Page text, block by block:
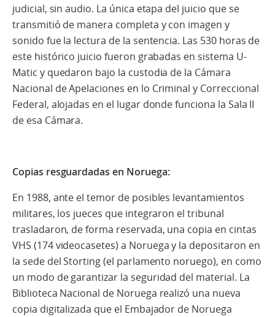
judicial, sin audio. La única etapa del juicio que se
transmitió de manera completa y con imagen y
sonido fue la lectura de la sentencia. Las 530 horas de
este histórico juicio fueron grabadas en sistema U-
Matic y quedaron bajo la custodia de la Cámara
Nacional de Apelaciones en lo Criminal y Correccional
Federal, alojadas en el lugar donde funciona la Sala II
de esa Cámara.
Copias resguardadas en Noruega:
En 1988, ante el temor de posibles levantamientos
militares, los jueces que integraron el tribunal
trasladaron, de forma reservada, una copia en cintas
VHS (174 videocasetes) a Noruega y la depositaron en
la sede del Storting (el parlamento noruego), en como
un modo de garantizar la seguridad del material. La
Biblioteca Nacional de Noruega realizó una nueva
copia digitalizada que el Embajador de Noruega